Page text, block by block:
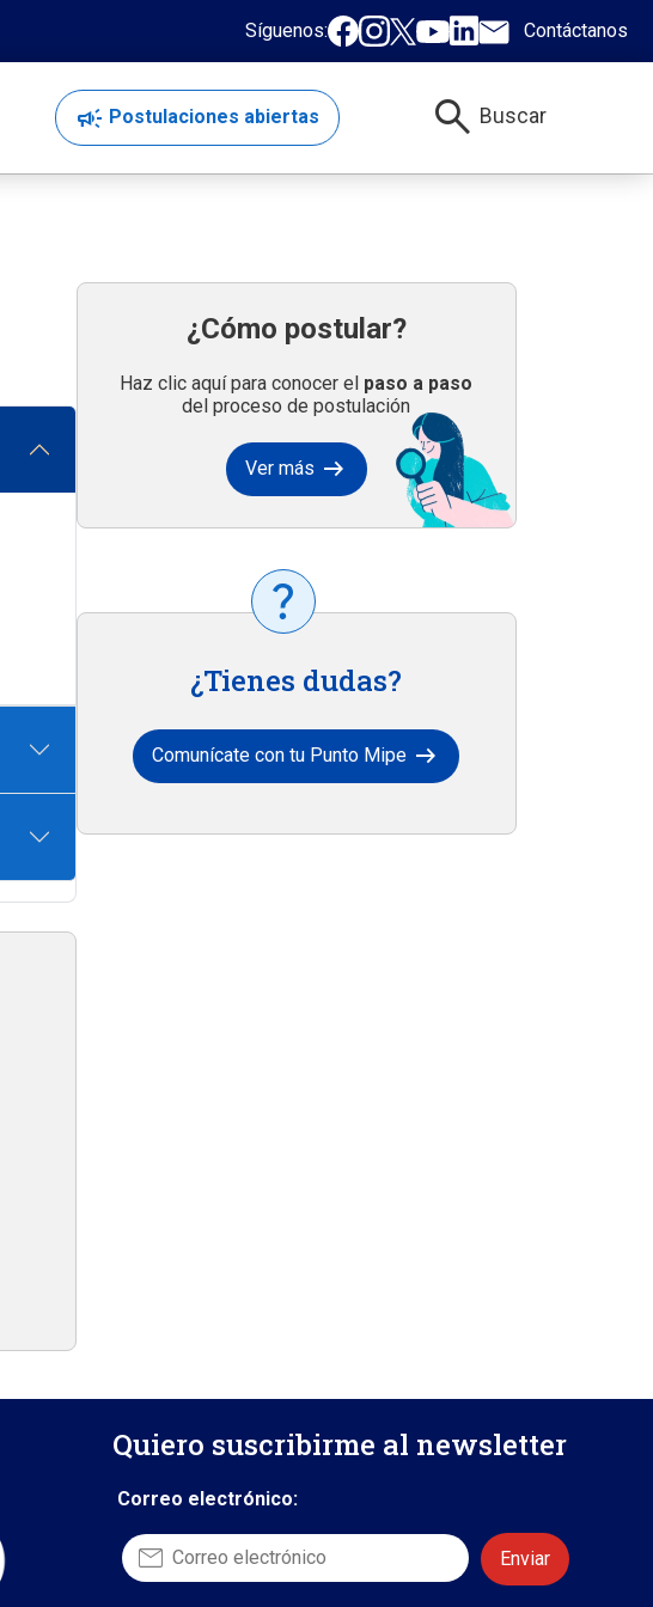
Síguenos: Contáctanos
campaign Postulaciones abiertas search Buscar
¿Cómo postular?
Haz clic aquí para conocer el paso a paso
del proceso de postulación
Ver más arrow_right_alt
¿Tienes dudas?
Comunícate con tu Punto Mipe arrow_right_alt
Quiero suscribirme al newsletter
Correo electrónico: